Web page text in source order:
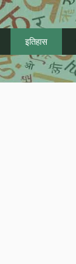
इतिहास